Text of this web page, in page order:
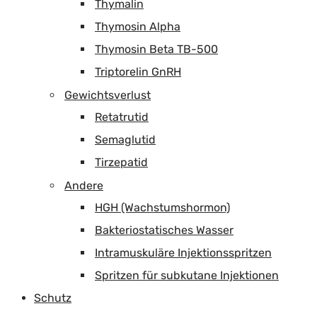
Thymalin
Thymosin Alpha
Thymosin Beta TB-500
Triptorelin GnRH
Gewichtsverlust
Retatrutid
Semaglutid
Tirzepatid
Andere
HGH (Wachstumshormon)
Bakteriostatisches Wasser
Intramuskuläre Injektionsspritzen
Spritzen für subkutane Injektionen
Schutz